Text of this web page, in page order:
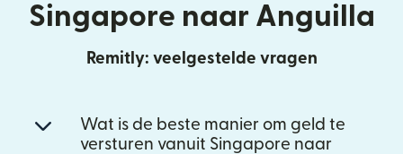
Singapore naar Anguilla
Remitly: veelgestelde vragen
Wat is de beste manier om geld te
versturen vanuit Singapore naar